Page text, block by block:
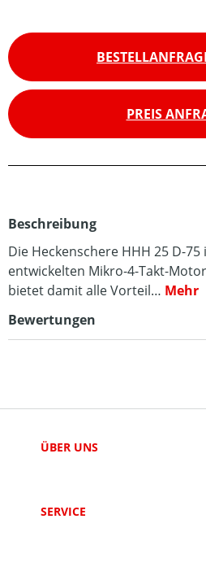
PREIS
Beschreibung
Die Heckenschere HHH 25 D-
entwickelten Mikro-4-Takt-
bietet damit alle Vorteil… Mehr
Bewertungen
ÜBER UNS
SERVICE